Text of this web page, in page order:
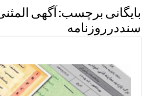
بایگانی برچسب: آگهی
سنددرروزنامه